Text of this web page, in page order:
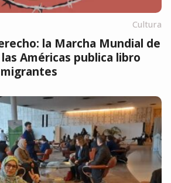
Cultura
la Marcha Mundial de
Américas publica libro